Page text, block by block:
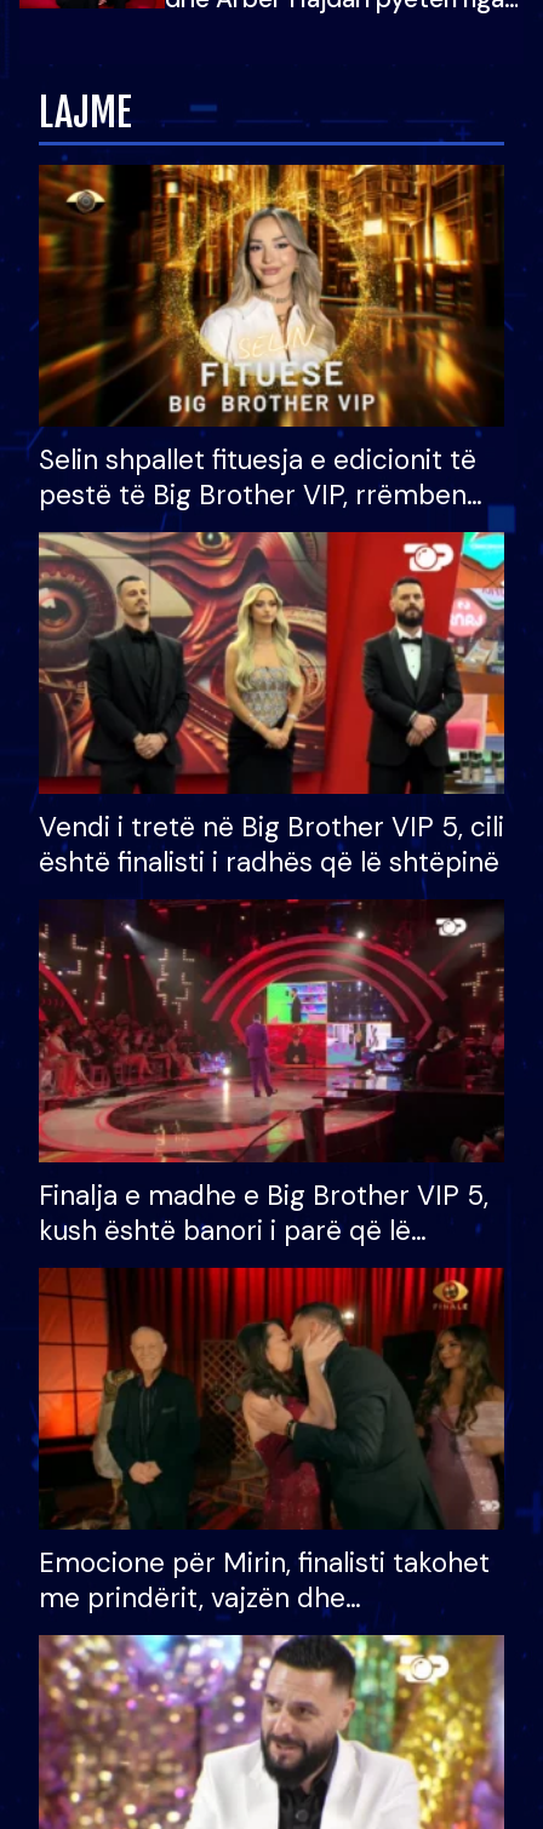
LAJME
Selin shpallet fituesja e edicionit të
pestë të Big Brother VIP, rrëmben
çmimin e madh prej 100 mijë eurosh
Vendi i tretë në Big Brother VIP 5, cili
është finalisti i radhës që lë shtëpinë
Finalja e madhe e Big Brother VIP 5,
kush është banori i parë që lë
shtëpinë dhe humb mundësinë për
të fituar çmimin e madh
Emocione për Mirin, finalisti takohet
me prindërit, vajzën dhe
bashkëshorten: S’kemi ndonjë letër
divorci apo jo?